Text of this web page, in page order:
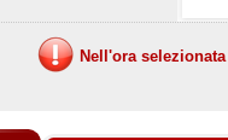
Nell'ora selezionata